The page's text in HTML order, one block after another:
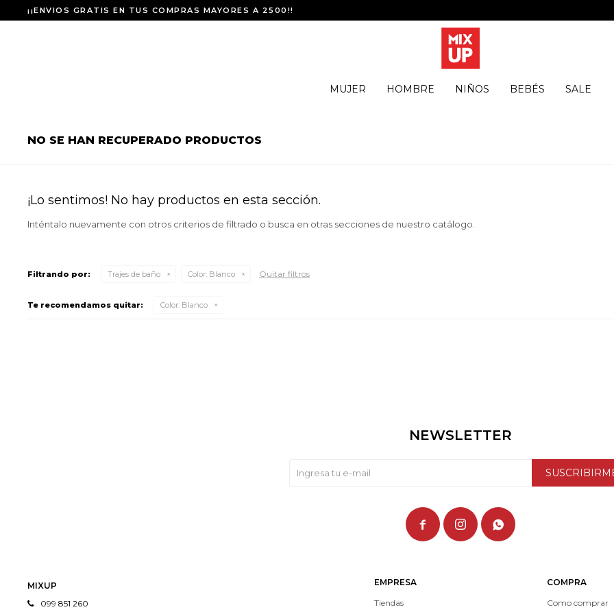
MUJER HOMBRE NIÑOS BEBÉS SALE
¡¡ENVIOS GRATIS EN TUS COMPRAS MAYORES A 2500!!
NO SE HAN RECUPERADO PRODUCTOS
¡Lo sentimos! No hay productos en esta sección.
Inténtalo nuevamente con otros criterios de filtrado o busca en otras secciones de nuestro catálogo.
Filtrando por: Trajes de baño Color: Blanco Quitar filtros
Te recomendamos quitar: Color: Blanco
MIXUP
099 851 260
EMPRESA
Tiendas
COMPRA
Como comprar
NEWSLETTER
  